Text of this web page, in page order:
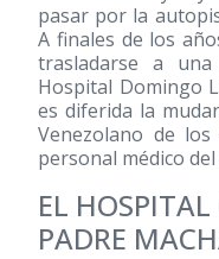
pasar por la
A finales de los
trasladarse a
Hospital Domingo
es diferida la
Venezolano de
personal médico
EL
PADRE